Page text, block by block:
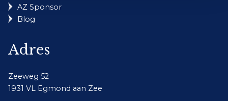
AZ Sponsor
Blog
Adres
Zeeweg 52
1931 VL Egmond aan Zee